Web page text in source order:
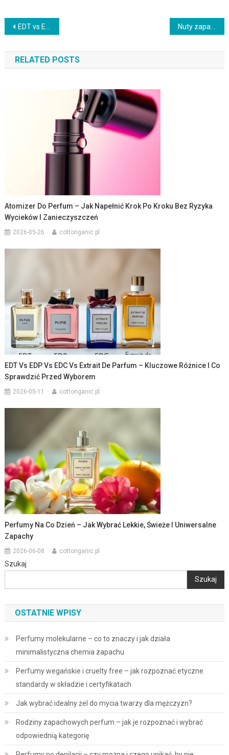
Nawigacja
wpisu
EDT vs EDP vs EDC vs Extrait de Parfum – kluczowe różnice i co sprawdzić przed wyborem
RELATED POSTS
Atomizer Do Perfum – Jak Napełnić Krok Po Kroku Bez Ryzyka
Wycieków I Zanieczyszczeń
2026-05-26 cottonganic.pl
EDT Vs EDP Vs EDC Vs Extrait De Parfum – Kluczowe Różnice I Co
Sprawdzić Przed Wyborem
2026-05-11 cottonganic.pl
Perfumy Na Co Dzień – Jak Wybrać Lekkie, Świeże I Uniwersalne
Zapachy
2026-06-08 cottonganic.pl
Szukaj
Szukaj
OSTATNIE WPISY
Perfumy molekularne – co to znaczy i jak działa
minimalistyczna chemia zapachu
Perfumy wegańskie i cruelty free – jak rozpoznać etyczne
standardy w składzie i certyfikatach
Jak wybrać idealny żel do mycia twarzy dla mężczyzn?
Rodziny zapachowych perfum – jak je rozpoznać i wybrać
odpowiednią kategorię